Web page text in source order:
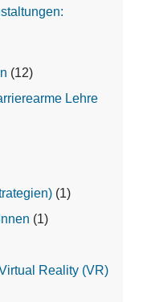
(12)
Lehre
(1)
(1)
Reality (VR)